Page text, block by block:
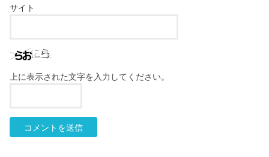
サイト
上に表示された文字を入力してください。